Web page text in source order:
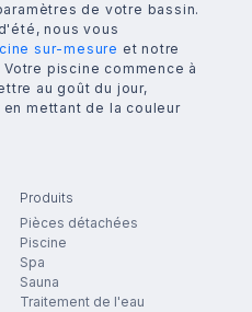
de votre bassin.
nous vous
sur-mesure et notre
Votre piscine commence à
au goût du jour,
en mettant de la couleur
Produits
Pièces détachées
Piscine
Spa
Sauna
Traitement de l'eau